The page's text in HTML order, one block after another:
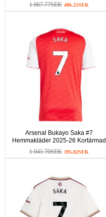
1 067.77SEK 406.25SEK
Arsenal Bukayo Saka #7
Hemmakläder 2025-26 Kortärmad
1 041.70SEK 395.82SEK